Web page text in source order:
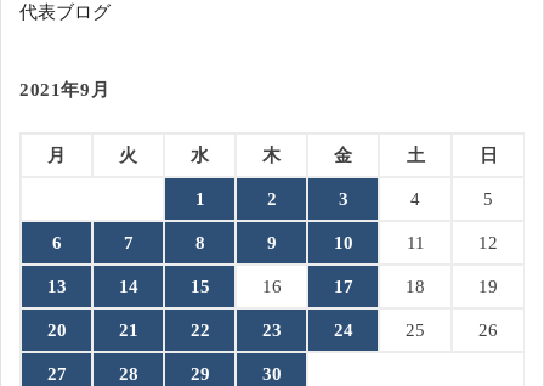
代表ブログ
2021年9月
月 火 水 木 金 土 日
1 2 3 4 5
6 7 8 9 10 11 12
13 14 15 16 17 18 19
20 21 22 23 24 25 26
27 28 29
30